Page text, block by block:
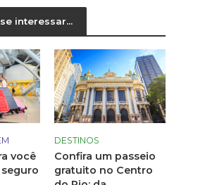
interessar...
você
DESTINOS
Confira um passeio
gratuito no Centro